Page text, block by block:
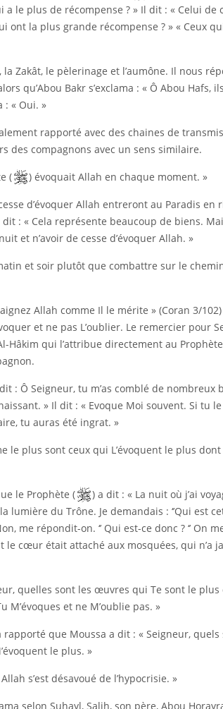
a le plus de récompense ? » Il dit : « Celui
ont la plus grande récompense ? » « Ceux
Zakât, le pèlerinage et l’aumône. Il nous
qu’Abou Bakr s’exclama : « Ô Abou Hafs,
: « Oui. »
rapporté avec des chaines de
des compagnons avec un sens similaire.
( ) évoquait Allah en chaque moment. »
d’évoquer Allah entreront au Paradis en
: « Cela représente beaucoup de biens.
et n’avoir de cesse d’évoquer Allah. »
et soir plutôt que combattre sur le
Allah comme Il le mérite » (Coran 3/102)
et ne pas L’oublier. Le remercier pour
Hâkim qui l’attribue directement au
: Ô Seigneur, tu m’as comblé de
» Il dit : « Evoque Moi souvent. Si tu
tu auras été ingrat. »
le plus sont ceux qui L’évoquent le plus
le Prophète (
) a dit : « La nuit où j’ai
du Trône. Je demandais : ‘’Qui est cet
me répondit-on. ‘’ Qui est-ce donc ? ‘’ On
le cœur était attaché aux mosquées, qui n’a
quelles sont les œuvres qui Te sont le plus
M’évoques et ne M’oublie pas. »
rapporté que Moussa a dit : « Seigneur,
le plus. »
s’est désavoué de l’hypocrisie. »
selon Suhayl, Salih, son père, Abou